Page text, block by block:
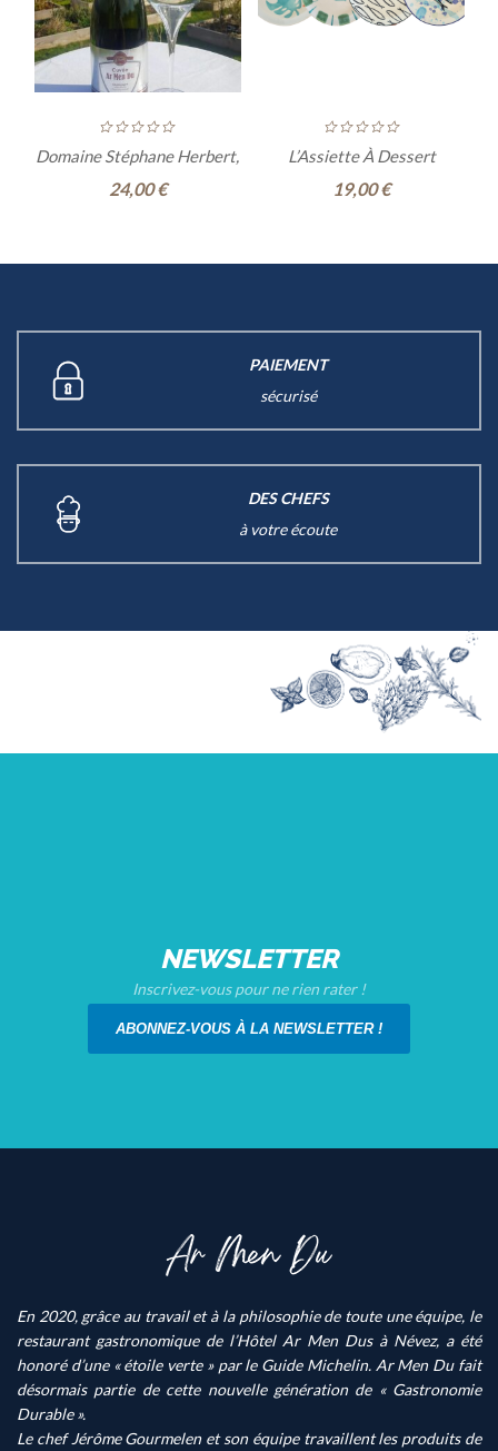
Domaine Stéphane Herbert,
Cuvée Ar Men Du
24,00€
L’Assiette À Dessert
19,00€
PAIEMENT
sécurisé
DES CHEFS
à votre écoute
NEWSLETTER
Inscrivez-vous pour ne rien rater !
ABONNEZ-VOUS À LA NEWSLETTER !
En 2020, grâce au travail et à la philosophie de toute une équipe, le
restaurant gastronomique de l’Hôtel Ar Men Dus à Névez, a été
honoré d’une « étoile verte » par le Guide Michelin. Ar Men Du fait
désormais partie de cette nouvelle génération de « Gastronomie
Durable ».
Le chef Jérôme Gourmelen et son équipe travaillent les produits de